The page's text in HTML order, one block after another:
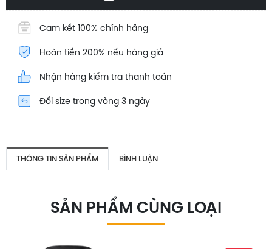
Cam kết 100% chính hãng
Hoàn tiền 200% nếu hàng giả
Nhận hàng kiểm tra thanh toán
Đổi size trong vòng 3 ngày
THÔNG TIN SẢN PHẨM BÌNH LUẬN
SẢN PHẨM CÙNG LOẠI